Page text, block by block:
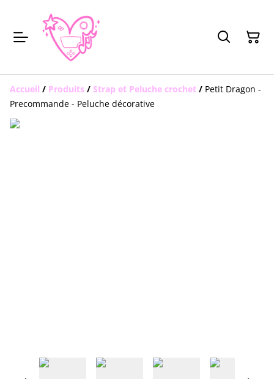
Accueil / Produits / Strap et Peluche crochet / Petit Dragon -
Precommande - Peluche décorative